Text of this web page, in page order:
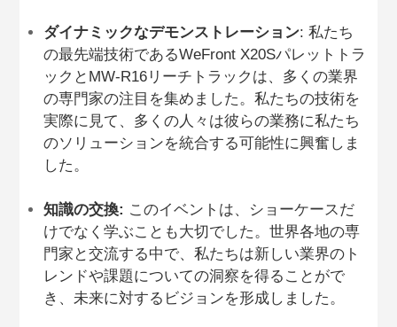
ダイナミックなデモンストレーション: 私たち
の最先端技術であるWeFront X20Sパレットトラ
ックとMW-R16リーチトラックは、多くの業界
の専門家の注目を集めました。私たちの技術を
実際に見て、多くの人々は彼らの業務に私たち
のソリューションを統合する可能性に興奮しま
した。
知識の交換: このイベントは、ショーケースだ
けでなく学ぶことも大切でした。世界各地の専
門家と交流する中で、私たちは新しい業界のト
レンドや課題についての洞察を得ることがで
き、未来に対するビジョンを形成しました。